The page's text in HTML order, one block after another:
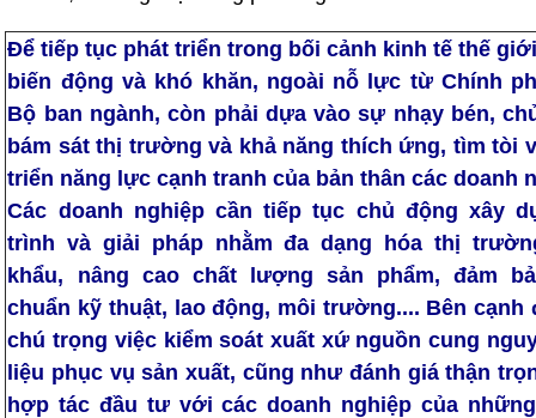
Để tiếp tục phát triển trong bối cảnh kinh tế thế
biến động và khó khăn, ngoài nỗ lực từ Chính
Bộ ban ngành, còn phải dựa vào sự nhạy bén,
bám sát thị trường và khả năng thích ứng, tìm tòi
triển năng lực cạnh tranh của bản thân các doanh
Các doanh nghiệp cần tiếp tục chủ động xây
trình và giải pháp nhằm đa dạng hóa thị
khẩu, nâng cao chất lượng sản phẩm, đảm
chuẩn kỹ thuật, lao động, môi trường.... Bên cạnh
chú trọng việc kiểm soát xuất xứ nguồn cung
liệu phục vụ sản xuất, cũng như đánh giá thận
hợp tác đầu tư với các doanh nghiệp của